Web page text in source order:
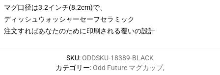
マグ口径は3.2インチ(8.2cm)で、
ディッシュウォッシャーセーフセラミック
注文すればあなたのために印刷される覆いの設計
SKU:ODDSKU-18389-BLACK
カテゴリー:Odd Future マグカップ,